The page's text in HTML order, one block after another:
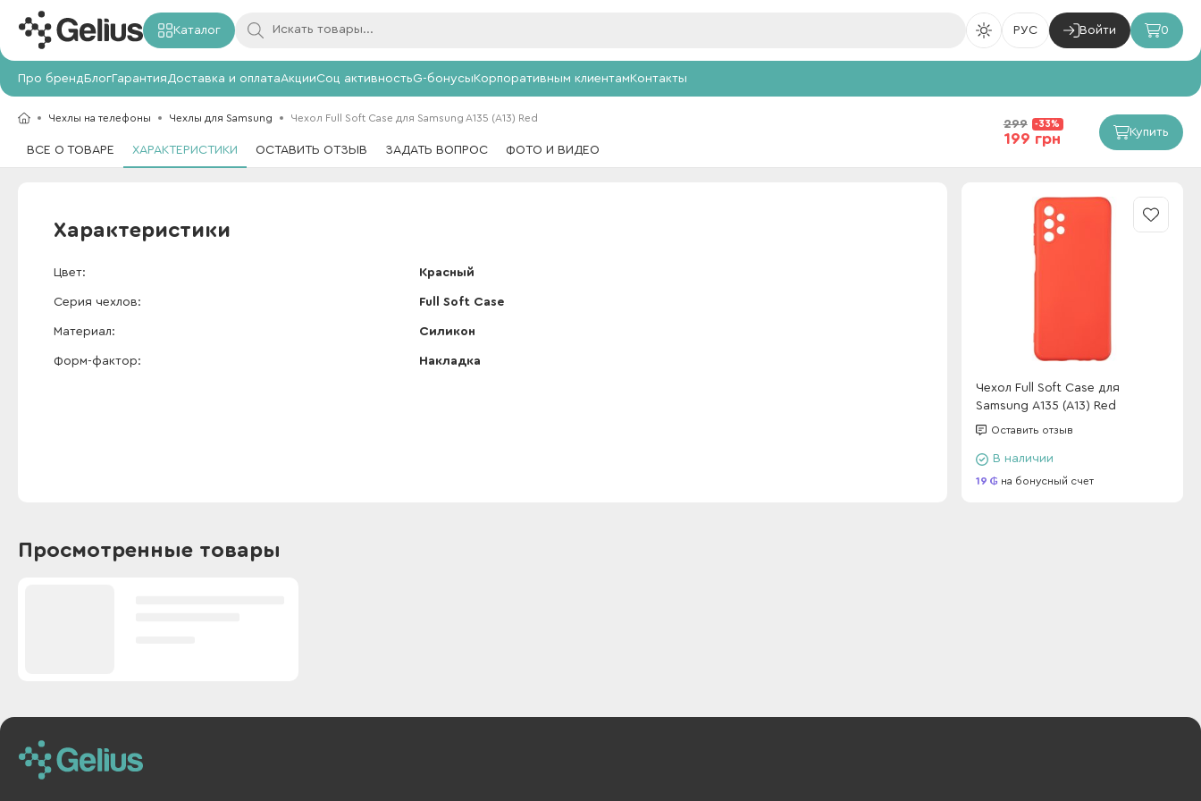
Каталог РУС Войти 0
Про брендБлогГарантия Доставка и оплатаАкцииСоц активностьG-бонусыКорпоративным клиентамКонтакты
Чехлы на телефоны Чехлы для Samsung Чехол Full Soft Case для Samsung A135 (A13) Red
ВСЕ О ТОВАРЕ ХАРАКТЕРИСТИКИ ОСТАВИТЬ ОТЗЫВ ЗАДАТЬ ВОПРОС ФОТО И ВИДЕО
299 -33%
199 грн Купить
Характеристики
Цвет Красный
Серия чехлов Full Soft Case
Материал Силикон
Форм-фактор Накладка
Чехол Full Soft Case для
Samsung A135 (A13) Red
Оставить отзыв
В наличии
19 на бонусный счет
Просмотренные товары